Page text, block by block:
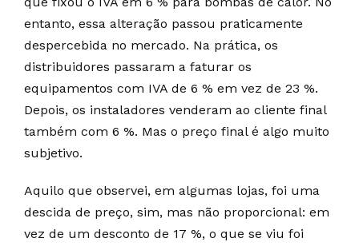
entanto, essa alteração passou praticamente
despercebida no mercado. Na prática, os
distribuidores passaram a faturar os
equipamentos com IVA de 6 % em vez de 23 %.
Depois, os instaladores venderam ao cliente final
também com 6 %. Mas o preço final é algo muito
subjetivo.
Aquilo que observei, em algumas lojas, foi uma
descida de preço, sim, mas não proporcional: em
vez de um desconto de 17 %, o que se viu foi